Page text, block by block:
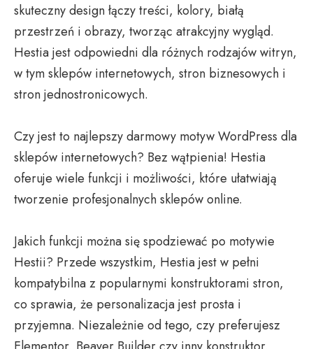
skuteczny design łączy treści, kolory, białą
przestrzeń i obrazy, tworząc atrakcyjny wygląd.
Hestia jest odpowiedni dla różnych rodzajów witryn,
w tym sklepów internetowych, stron biznesowych i
stron jednostronicowych.
Czy jest to najlepszy darmowy motyw WordPress dla
sklepów internetowych? Bez wątpienia! Hestia
oferuje wiele funkcji i możliwości, które ułatwiają
tworzenie profesjonalnych sklepów online.
Jakich funkcji można się spodziewać po motywie
Hestii? Przede wszystkim, Hestia jest w pełni
kompatybilna z popularnymi konstruktorami stron,
co sprawia, że personalizacja jest prosta i
przyjemna. Niezależnie od tego, czy preferujesz